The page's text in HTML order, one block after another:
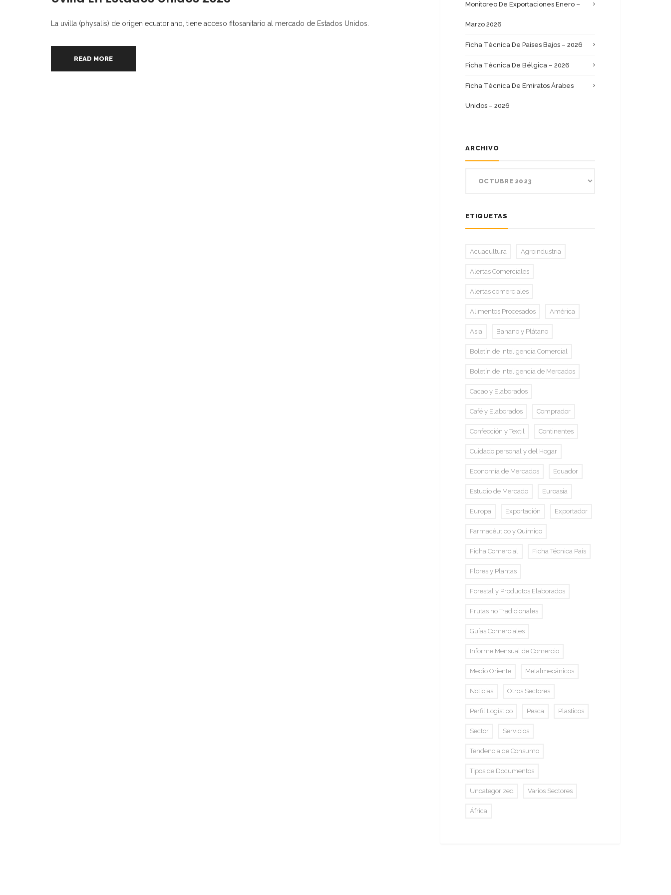
La uvilla (physalis) de origen ecuatoriano, tiene acceso fitosanitario al mercado de Estados Unidos.
READ MORE
Monitoreo De Exportaciones Enero –
Marzo 2026
Ficha Técnica De Países Bajos – 2026
Ficha Técnica De Bélgica – 2026
Ficha Técnica De Emiratos Árabes
Unidos – 2026
ARCHIVO
ETIQUETAS
Acuacultura Agroindustria
Alertas Comerciales
Alertas comerciales
Alimentos Procesados América
Asia Banano y Plátano
Boletín de Inteligencia Comercial
Boletín de Inteligencia de Mercados
Cacao y Elaborados
Café y Elaborados Comprador
Confección y Textil Continentes
Cuidado personal y del Hogar
Economía de Mercados Ecuador
Estudio de Mercado Euroasia
Europa Exportación Exportador
Farmacéutico y Químico
Ficha Comercial Ficha Técnica País
Flores y Plantas
Forestal y Productos Elaborados
Frutas no Tradicionales
Guías Comerciales
Informe Mensual de Comercio
Medio Oriente Metalmecánicos
Noticias Otros Sectores
Perfil Logístico Pesca Plasticos
Sector Servicios
Tendencia de Consumo
Tipos de Documentos
Uncategorized Varios Sectores
África